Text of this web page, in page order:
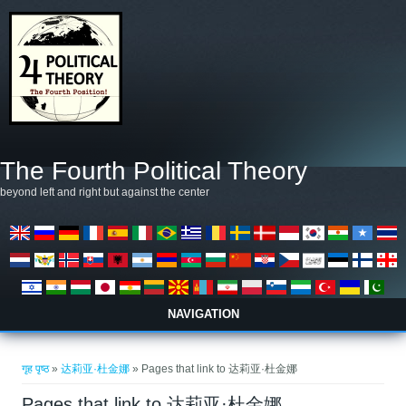
The Fourth Political Theory
beyond left and right but against the center
NAVIGATION
गृह पृष्ठ»达莉亚·杜金娜» Pages that link to 达莉亚·杜金娜